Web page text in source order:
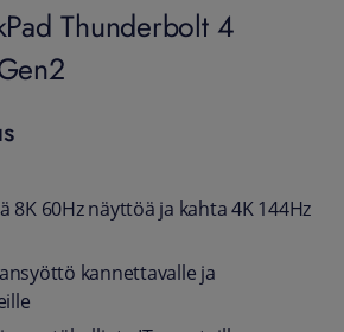
Thunderbolt 4
8K 60Hz näyttöä ja kahta 4K 144Hz
kannettavalle ja